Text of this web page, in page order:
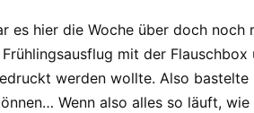
es hier die Woche über doch
mit der
werden wollte. Also
Wenn also alles so läuft,